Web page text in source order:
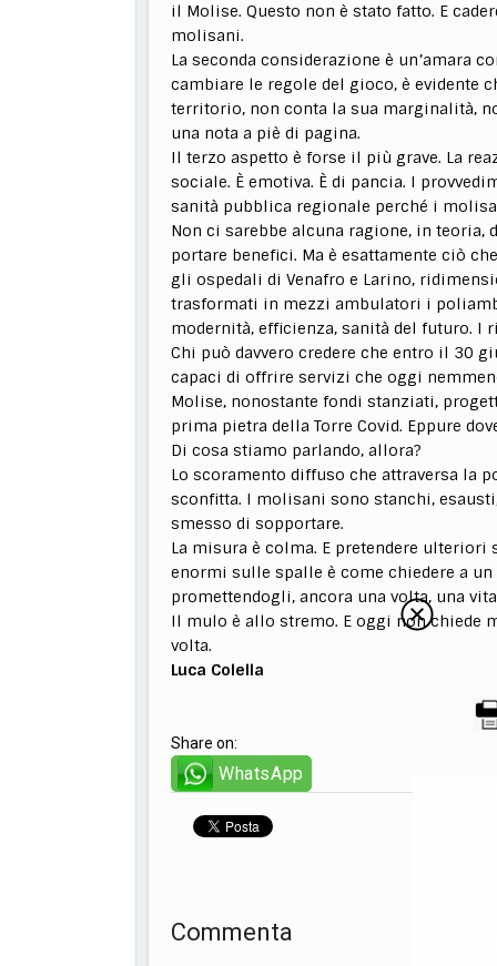
il Molise. Questo non è stato fatto. E
molisani.
La seconda considerazione è un’amara
cambiare le regole del gioco, è evidente
territorio, non conta la sua marginalità,
una nota a piè di pagina.
Il terzo aspetto è forse il più grave. La
sociale. È emotiva. È di pancia. I
sanità pubblica regionale perché i
Non ci sarebbe alcuna ragione, in
portare benefici. Ma è esattamente ciò
gli ospedali di Venafro e Larino,
trasformati in mezzi ambulatori i
modernità, efficienza, sanità del futuro.
Chi può davvero credere che entro il 30
capaci di offrire servizi che oggi
Molise, nonostante fondi stanziati,
prima pietra della Torre Covid. Eppure
Di cosa stiamo parlando, allora?
Lo scoramento diffuso che attraversa la
sconfitta. I molisani sono stanchi,
smesso di sopportare.
La misura è colma. E pretendere
enormi sulle spalle è come chiedere a
promettendogli, ancora una volta, una
Il mulo è allo stremo. E oggi non chiede
volta.
Luca Colella
Share on:
WhatsApp
Commenta